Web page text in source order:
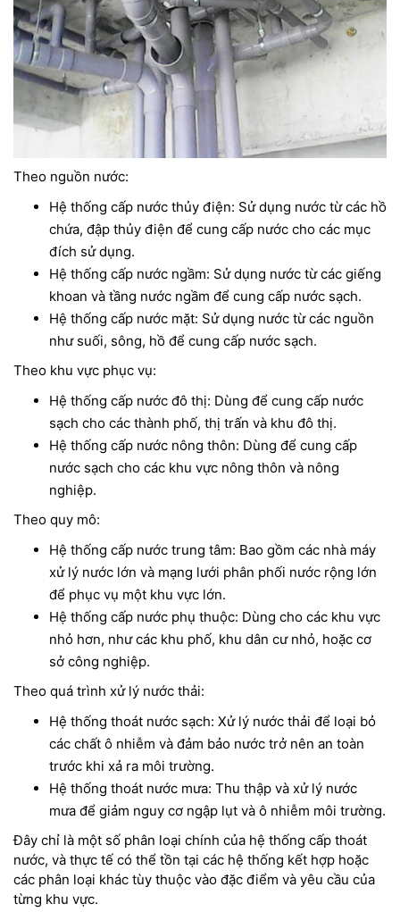
Theo nguồn nước:
Hệ thống cấp nước thủy điện: Sử dụng nước từ các hồ
chứa, đập thủy điện để cung cấp nước cho các mục
đích sử dụng.
Hệ thống cấp nước ngầm: Sử dụng nước từ các giếng
khoan và tầng nước ngầm để cung cấp nước sạch.
Hệ thống cấp nước mặt: Sử dụng nước từ các nguồn
như suối, sông, hồ để cung cấp nước sạch.
Theo khu vực phục vụ:
Hệ thống cấp nước đô thị: Dùng để cung cấp nước
sạch cho các thành phố, thị trấn và khu đô thị.
Hệ thống cấp nước nông thôn: Dùng để cung cấp
nước sạch cho các khu vực nông thôn và nông
nghiệp.
Theo quy mô:
Hệ thống cấp nước trung tâm: Bao gồm các nhà máy
xử lý nước lớn và mạng lưới phân phối nước rộng lớn
để phục vụ một khu vực lớn.
Hệ thống cấp nước phụ thuộc: Dùng cho các khu vực
nhỏ hơn, như các khu phố, khu dân cư nhỏ, hoặc cơ
sở công nghiệp.
Theo quá trình xử lý nước thải:
Hệ thống thoát nước sạch: Xử lý nước thải để loại bỏ
các chất ô nhiễm và đảm bảo nước trở nên an toàn
trước khi xả ra môi trường.
Hệ thống thoát nước mưa: Thu thập và xử lý nước
mưa để giảm nguy cơ ngập lụt và ô nhiễm môi trường.
Đây chỉ là một số phân loại chính của hệ thống cấp thoát
nước, và thực tế có thể tồn tại các hệ thống kết hợp hoặc
các phân loại khác tùy thuộc vào đặc điểm và yêu cầu của
từng khu vực.